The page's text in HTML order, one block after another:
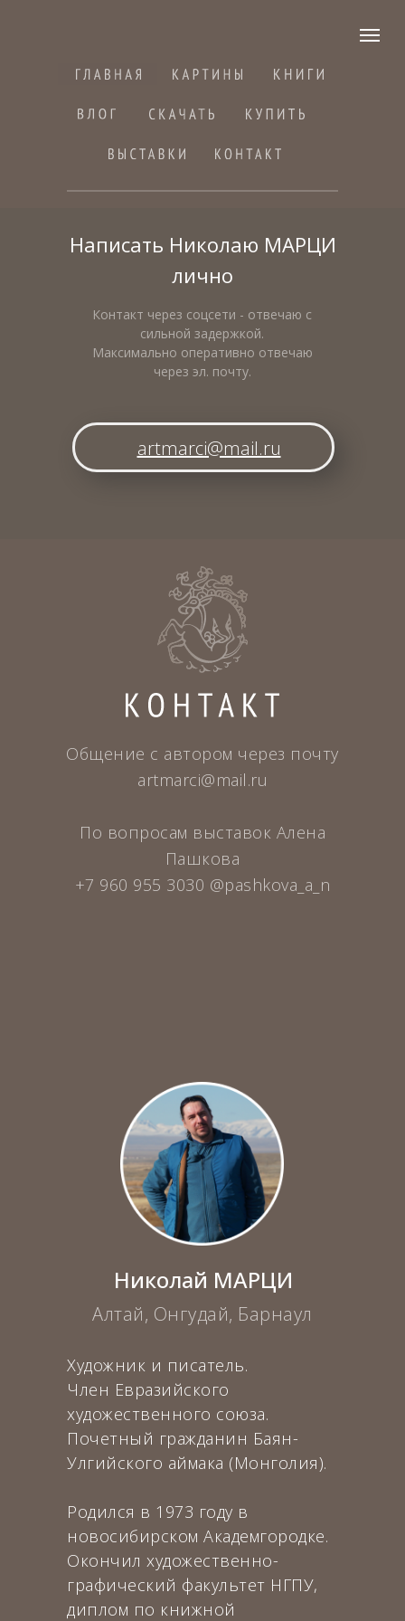
Написать Николаю МАРЦИ
лично
artmarci@mail.ru
Контакт через соцсети - отвечаю с
сильной задержкой.
Максимально оперативно отвечаю
через эл. почту.
Общение с автором через почту
artmarci@mail.ru
По вопросам выставок Алена
Пашкова
+7 960 955 3030 @pashkova_a_n
Николай МАРЦИ
Художник и писатель.
Член Евразийского
художественного союза.
Почетный гражданин Баян-
Улгийского аймака (Монголия).
Родился в 1973 году в
новосибирском Академгородке.
Окончил художественно-
графический факультет НГПУ,
диплом по книжной
Алтай, Онгудай, Барнаул